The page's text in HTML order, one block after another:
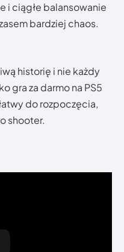
i ciągłe balansowanie
bardziej chaos.
historię i nie każdy
gra za darmo na PS5
do rozpoczęcia,
shooter.